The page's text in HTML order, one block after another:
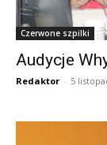
Czerwone szpilki
Audycje
Redaktor - 5